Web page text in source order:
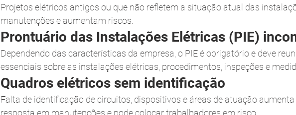
Projetos elétricos antigos ou que não refletem a situação atual das
manutenções e aumentam riscos.
Prontuário das Instalações Elétricas (PIE)
Dependendo das características da empresa, o PIE é obrigatório e deve
essenciais sobre as instalações elétricas, procedimentos, inspeções e
Quadros elétricos sem identificação
Falta de identificação de circuitos, dispositivos e áreas de atuação